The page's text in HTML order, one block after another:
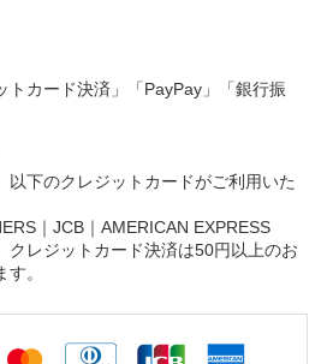
トカード決済」「PayPay」「銀行振
以下のクレジットカードがご利用いた
｜JCB｜AMERICAN EXPRESS
レジットカード決済は50円以上のお
。